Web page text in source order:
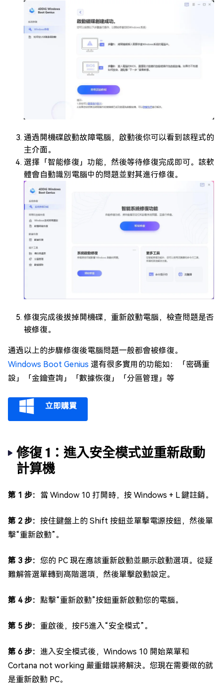
通過開機碟啟動故障電腦，啟動後你可以看到該程式的
主介面。
選擇「智能修復」功能，然後等待修復完成即可。該軟
體會自動識別電腦中的問題並對其進行修復。
修復完成後拔掉開機碟，重新啟動電腦，檢查問題是否
被修復。
通過以上的步驟修復後電腦問題一般都會被修復。
Windows Boot Genius 還有很多實用的功能如：「密碼重
設」「金鑰查詢」「數據恢復」「分區管理」等
立即購買
修復 1：進入安全模式並重新啟動
計算機
第 1 步： 當 Window 10 打開時，按 Windows + L 鍵註銷。
第 2 步： 按住鍵盤上的 Shift 按鈕並單擊電源按鈕，然後單
擊“重新啟動”。
第 3 步： 您的 PC 現在應該重新啟動並顯示啟動選項。從疑
難解答選單轉到高階選項，然後單擊啟動設定。
第 4 步： 點擊“重新啟動”按鈕重新啟動您的電腦。
第 5 步： 重啟後，按F5進入“安全模式”。
第 6 步： 進入安全模式後，Windows 10 開始菜單和
Cortana not working 嚴重錯誤將解決。您現在需要做的就
是重新啟動 PC。